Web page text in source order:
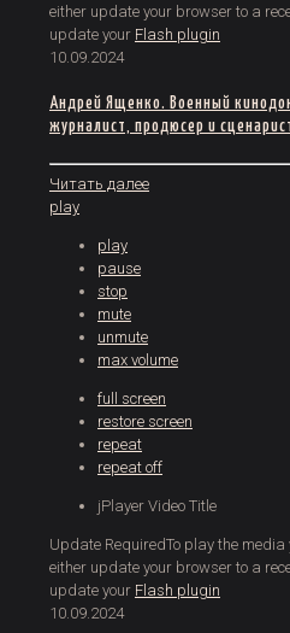
either update your browser to a
update your Flash plugin
10.09.2024
Андрей Ященко. Военный
журналист, продюсер и
Читать далее
play
play
pause
stop
mute
unmute
max volume
full screen
restore screen
repeat
repeat off
jPlayer Video Title
Update RequiredTo play the media
either update your browser to a
update your Flash plugin
10.09.2024